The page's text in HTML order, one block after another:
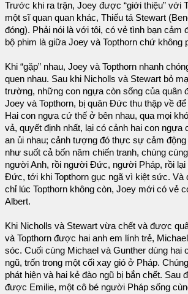
Trước khi ra trận, Joey được “giới thiệu” với
một sĩ quan quan khác, Thiếu tá Stewart
đóng). Phải nói là với tôi, có vẻ tình bạn cảm
bộ phim là giữa Joey và Topthorn chứ không
Khi “gặp” nhau, Joey và Topthorn nhanh
quen nhau. Sau khi Nicholls và Stewart bỏ
trường, những con ngựa còn sống của quân
Joey và Topthorn, bị quân Đức thu thập về
Hai con ngựa cứ thế ở bên nhau, qua mọi
vả, quyết định nhất, lại có cảnh hai con ngựa
an ủi nhau; cảnh tượng đó thực sự cảm
như suốt cả bốn năm chiến tranh, chúng
người Anh, rồi người Đức, người Pháp, rồi
Đức, tới khi Topthorn gục ngã vì kiệt sức. Và
chỉ lúc Topthorn không còn, Joey mới có vẻ
Albert.
Khi Nicholls và Stewart vừa chết và được
và Topthorn được hai anh em lính trẻ,
sóc. Cuối cùng Michael và Gunther dùng hai
ngũ, trốn trong một cối xay gió ở Pháp.
phát hiện và hai kẻ đào ngũ bị bắn chết. Sau
được Emilie, một cô bé người Pháp sống